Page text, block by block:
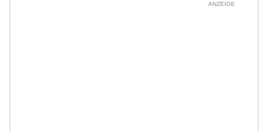
ANZEIGE